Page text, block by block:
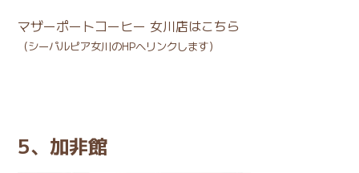
マザーポートコーヒー 女川店はこちら
（シーパルピア女川のHPへリンクします）
5、加非館